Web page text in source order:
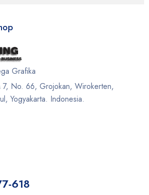
Grafika
7, No. 66, Grojokan, Wirokerten,
Yogyakarta. Indonesia.
618